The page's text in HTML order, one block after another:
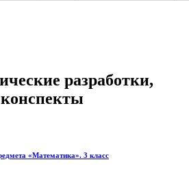
разработки,
«Математика». 3 класс